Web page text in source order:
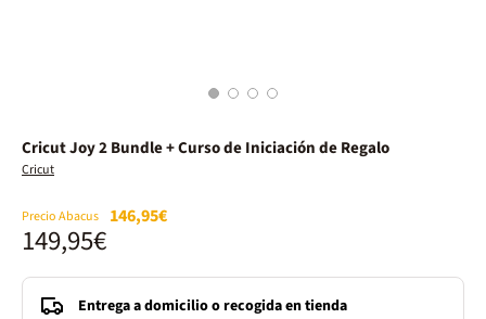
1 2 3 4
Cricut Joy 2 Bundle + Curso de Iniciación de Regalo
Cricut
Precio Abacus 146,95€
149,95€
Entrega a domicilio o recogida en tienda